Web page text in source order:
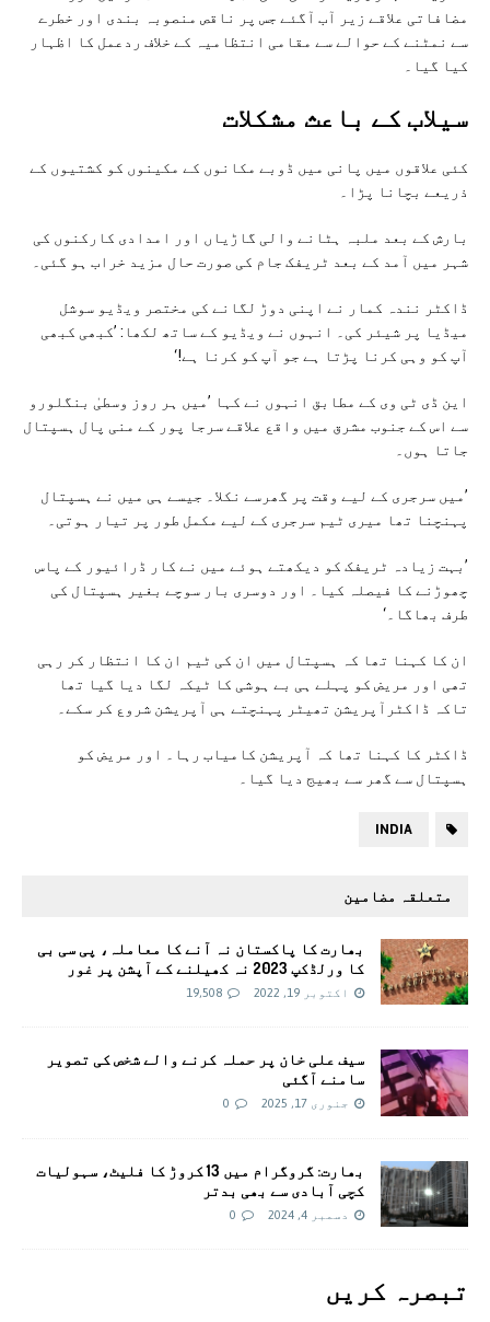
مضافاتی علاقے زیر آب آگئے جس پر ناقص منصوبہ بندی اور خطرے
سے نمٹنے کے حوالے سے مقامی انتظامیہ کے خلاف ردعمل کا اظہار
کیا گیا۔
سيلاب کے باعث مشکلات
کئی علاقوں میں پانی میں ڈوبے مکانوں کے مکینوں کو کشتیوں کے
ذریعے بچانا پڑا۔
بارش کے بعد ملبہ ہٹانے والی گاڑیاں اور امدادی کارکنوں کی
شہر میں آمد کے بعد ٹریفک جام کی صورت حال مزید خراب ہو گئی۔
ڈاکٹر نندہ کمار نے اپنی دوڑ لگانے کی مختصر ویڈیو سوشل
میڈیا پر شیئر کی۔ انہوں نے ویڈیو کے ساتھ لکھا: ’کبھی کبھی
آپ کو وہی کرنا پڑتا ہے جو آپ کو کرنا ہے!‘
این ڈی ٹی وی کے مطابق انہوں نے کہا ’میں ہر روز وسطیٰ بنگلورو
سے اس کے جنوب مشرق میں واقع علاقے سرجا پور کے منی پال ہسپتال
جاتا ہوں۔
’میں سرجری کے لیے وقت پر گھرسے نکلا۔ جیسے ہی میں نے ہسپتال
پہنچنا تھا میری ٹیم سرجری کے لیے مکمل طور پر تیار ہوتی۔
’بہت زیادہ ٹریفک کو دیکھتے ہوئے میں نے کار ڈرائیور کے پاس
چھوڑنے کا فیصلہ کیا۔ اور دوسری بار سوچے بغیر ہسپتال کی
طرف بھاگا۔‘
ان کا کہنا تھا کہ ہسپتال میں ان کی ٹیم ان کا انتظار کر رہی
تھی اور مریض کو پہلے ہی بے ہوشی کا ٹیکہ لگا دیا گیا تھا
تاکہ ڈاکٹرآپریشن تھیٹر پہنچتے ہی آپریشن شروع کر سکے۔
ڈاکٹر کا کہنا تھا کہ آپریشن کامیاب رہا۔ اور مریض کو
ہسپتال سے گھر سے بھیج دیا گیا۔
INDIA
متعلقہ مضامین
بھارت کا پاکستان نہ آنے کا معاملہ، پی سی بی
کا ورلڈکپ 2023 نہ کھیلنے کے آپشن پر غور
اکتوبر 19, 2022 19,508
سیف علی خان پر حملہ کرنے والے شخص کی تصویر
سامنے آگئی
جنوری 17, 2025 0
بھارت: گروگرام میں 13 کروڑ کا فلیٹ، سہولیات
کچی آبادی سے بھی بدتر
دسمبر 4, 2024 0
تبصرہ کريں